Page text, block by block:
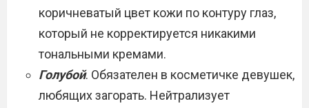
коричневатый цвет кожи по контуру глаз,
который не корректируется никакими
тональными кремами.
Голубой. Обязателен в косметичке девушек,
любящих загорать. Нейтрализует